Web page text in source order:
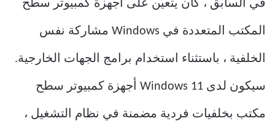
في السابق ، كان يتعين على أجهزة كمبيوتر سطح
المكتب المتعددة في Windows مشاركة نفس
الخلفية ، باستثناء استخدام برامج الجهات الخارجية.
سيكون لدى Windows 11 أجهزة كمبيوتر سطح
مكتب بخلفيات فردية مضمنة في نظام التشغيل ،